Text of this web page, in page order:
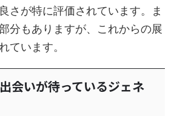
さが特に評価されています。ま
分もありますが、これからの展
ています。
会いが待っているジェネ